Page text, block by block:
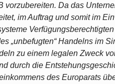
vorzubereiten. Da das
im Auftrag und somit im
„unbefugten“ Handelns im
zu einem legalen Zweck
durch die
des Europarats